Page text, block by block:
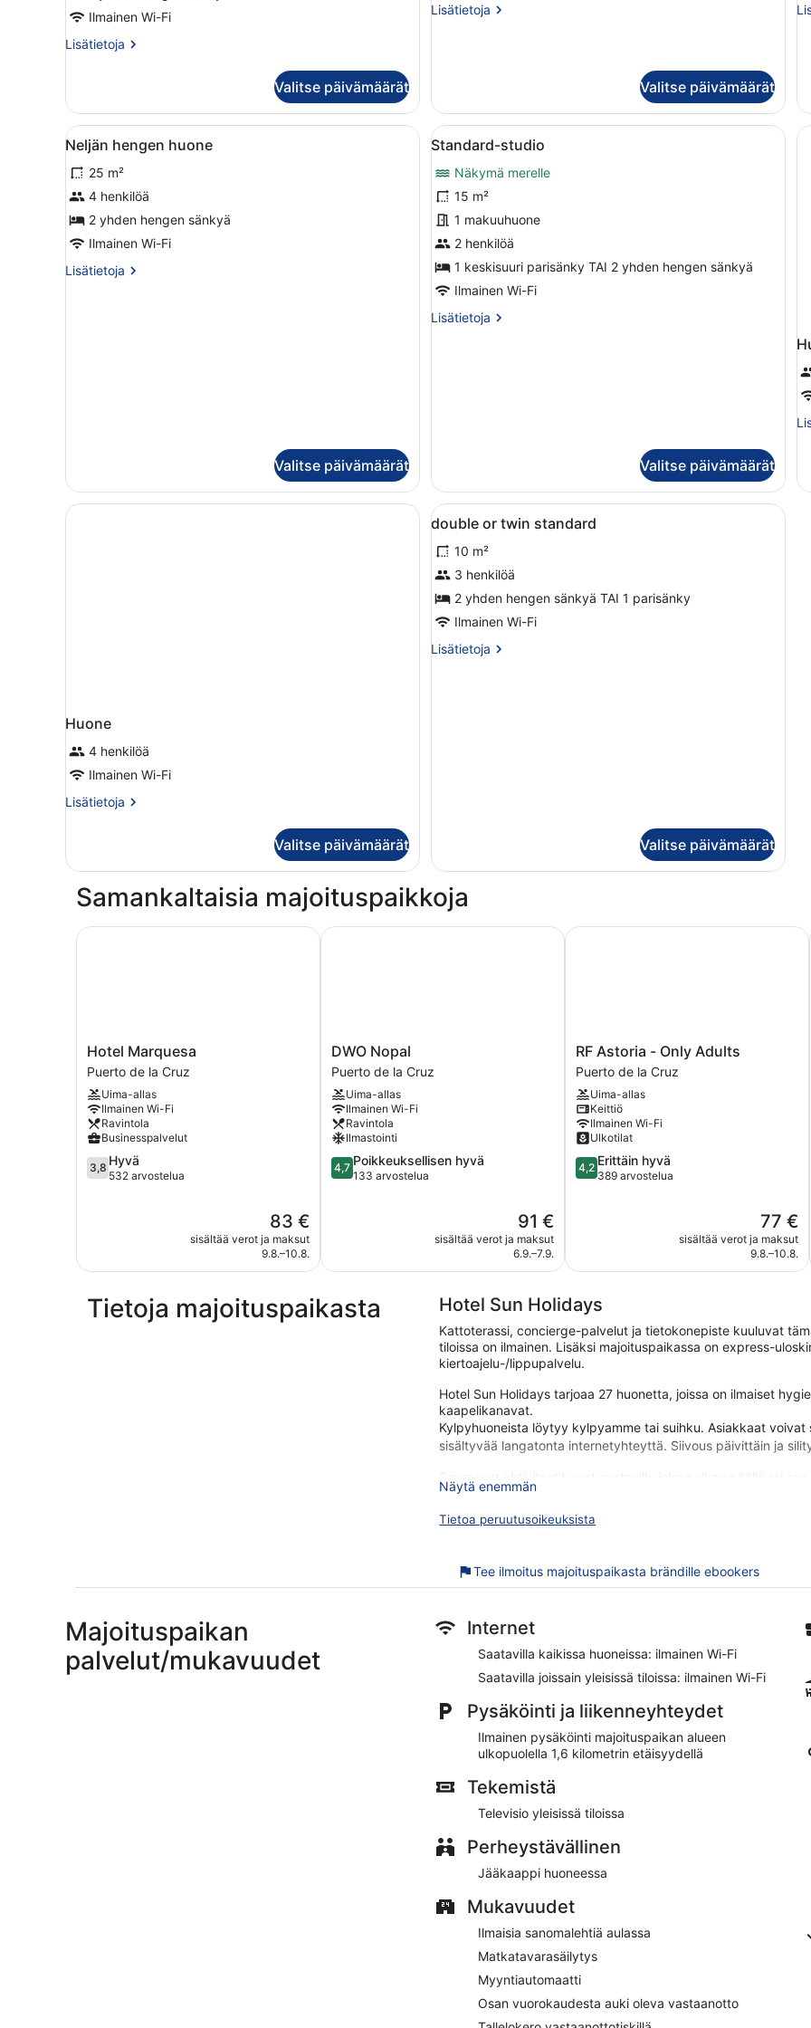
Ilmainen Wi-Fi
Lisätietoja
Lisätietoja
huone
Valitse päivämäärät
Lisätietoja
Lisätietoja
Valitse päivämäärät
Avaa
kaikki
huonetyypin
Neljän
hengen
huone
Hotellihuone, jossa on kaksi erillistä sänkyä, televisio, taulu ja ikkuna, jossa on vihreät verhot.
4
Neljän hengen huone
25 m²
4 henkilöä
2 yhden hengen sänkyä
Ilmainen Wi-Fi
Lisätietoja
Lisätietoja
Valitse päivämäärät
Avaa
kaikki
huonetyypin
Standard-
studio
kuvat
Moderni makuuhuone, jossa on
8
Standard-studio
Näkymä merelle
15 m²
1 makuuhuone
2 henkilöä
1 keskisuuri parisänky TAI 2 yhden hengen sänkyä
Ilmainen Wi-Fi
Lisätietoja
Lisätietoja
Valitse päivämäärät
Huone
4 henkilöä
Ilmainen Wi-Fi
Lisätietoja
Lisätietoja
Valitse päivämäärät
Avaa
kaikki
huonetyypin
double
or
twin
kuvat
Moderni makuuhuone, jossa on
4
double or twin standard
10 m²
3 henkilöä
2 yhden hengen sänkyä TAI 1 parisänky
Ilmainen Wi-Fi
Lisätietoja
Lisätietoja
Valitse päivämäärät
Samankaltaisia majoituspaikkoja
Hotel
Marquesa
Puerto
de
la
Cruz
Hotel Marquesa
Puerto de la Cruz
Uima-allas
Ilmainen Wi-Fi
Ravintola
Businesspalvelut
3.8
kautta
3,8 Hyvä
532 arvostelua
Hinta
on
83 €
83 €
sisältää verot ja maksut
9.8.–10.8.
Hotel Marquesa
DWO
Nopal
Puerto
de
la
Cruz
DWO Nopal
Puerto de la Cruz
Uima-allas
Ilmainen Wi-Fi
Ravintola
Ilmastointi
4.7
kautta
4,7 Poikkeuksellisen hyvä
133 arvostelua
Hinta
on
91 €
91 €
sisältää verot ja maksut
6.9.–7.9.
DWO Nopal
RF
Astoria
-
Only
Adults
Puerto
de
la
Cruz
RF Astoria - Only Adults
Puerto de la Cruz
Uima-allas
Keittiö
Ilmainen Wi-Fi
Ulkotilat
4.2
kautta
4,2 Erittäin hyvä
389 arvostelua
Hinta
on
77 €
77 €
sisältää verot ja maksut
9.8.–10.8.
RF Astoria - Only Adults
Tietoja majoituspaikasta Hotel Sun Holidays
Kattoterassi, concierge-palvelut ja tietokonepiste kuuluvat
tiloissa on ilmainen. Lisäksi majoituspaikassa on express-
kiertoajelu-/lippupalvelu.
Hotel Sun Holidays tarjoaa 27 huonetta, joissa on ilmaiset
kaapelikanavat.
Kylpyhuoneista löytyy kylpyamme tai suihku. Asiakkaat
sisältyvää langatonta internetyhteyttä. Siivous päivittäin ja
Seuraavat aktiviteetit ovat saatavilla joko paikan päällä tai sen
kävelymatkan päässä kohteesta Teneriffan rannat.
Ilmainen Wi-Fi
Sijaitsee 5 minuutin kävelymatkan päässä kohteesta
Lago Martiánez -maauimala
Majoituspaikkaan voi tuoda lemmikin ilmaiseksi
Hotel Sun Holidays tarjoaa asiakkaiden käyttöön
Majoituspaikassa on tietokonepiste, ja Wi-Fi on saatavilla
asiakkaiden käyttöön myös concierge-palvelut, ilmaiset
Tämä 3,5 tähden hotelli on savuton.
Näytä enemmän
Tietoa peruutusoikeuksista
Tee ilmoitus majoituspaikasta brändille ebookers
Majoituspaikan
palvelut/mukavuudet
Internet
Saatavilla kaikissa huoneissa: ilmainen Wi-Fi
Saatavilla joissain yleisissä tiloissa: ilmainen Wi-Fi
Pysäköinti ja liikenneyhteydet
Ilmainen pysäköinti majoituspaikan alueen
ulkopuolella 1,6 kilometrin etäisyydellä
Tekemistä
Televisio yleisissä tiloissa
Perheystävällinen
Jääkaappi huoneessa
Mukavuudet
Ilmaisia sanomalehtiä aulassa
Matkatavarasäilytys
Myyntiautomaatti
Osan vuorokaudesta auki oleva vastaanotto